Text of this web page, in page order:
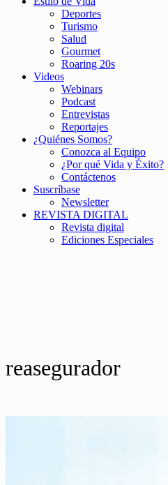
Deportes
Turismo
Salud
Gourmet
Roaring 20s
Videos
Webinars
Podcast
Entrevistas
Reportajes
¿Quiénes Somos?
Conozca al Equipo
¿Por qué Vida y Éxito?
Contáctenos
Suscríbase
Newsletter
REVISTA DIGITAL
Revista digital
Ediciones Especiales
reasegurador